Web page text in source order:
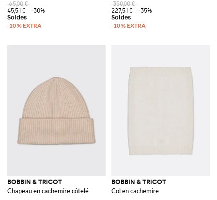
65,00 €
45,51 €
-30%
350,00 €
227,51 €
-35%
BOBBIN & TRICOT
Chapeau en cachemire côtelé
BOBBIN & TRICOT
Col en cachemire